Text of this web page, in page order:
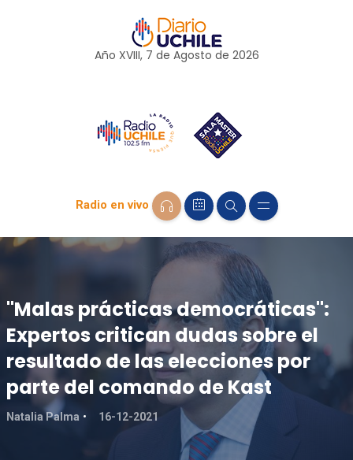
Año XVIII, 7 de Agosto de 2026
Radio en vivo
"Malas prácticas democráticas":
Expertos critican dudas sobre el
resultado de las elecciones por
parte del comando de Kast
Natalia Palma 16-12-2021